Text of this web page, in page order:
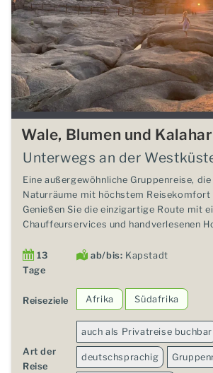
Wale, Blumen und
Unterwegs an der
Eine außergewöhnliche Gruppenreise,
Naturräume mit höchstem Reisekomfort
Genießen Sie die einzigartige Route mit
Chauffeurservices und handverlesenen
13
Tage
ab/bis: Kapstadt
Reiseziele Afrika Südafrika
Art der
Reise
auch als Privatreise buchbar
deutschsprachig